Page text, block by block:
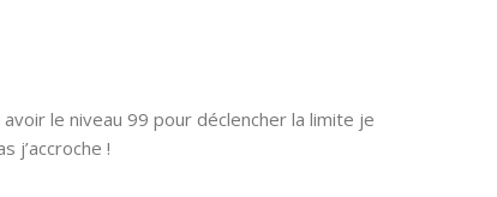
le niveau 99 pour déclencher la limite je
j’accroche !